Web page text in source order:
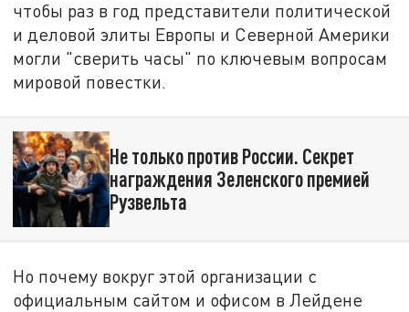
чтобы раз в год представители политической
и деловой элиты Европы и Северной Америки
могли "сверить часы" по ключевым вопросам
мировой повестки.
Не только против России. Секрет
награждения Зеленского премией
Рузвельта
Но почему вокруг этой организации с
официальным сайтом и офисом в Лейдене